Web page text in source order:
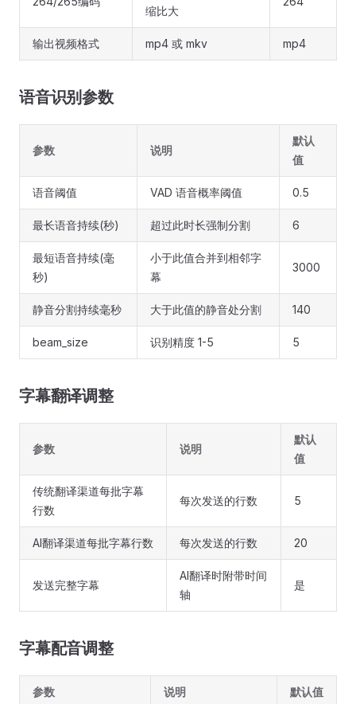
缩比大
输出视频格式 mp4 或 mkv mp4
语音识别参数
参数 说明
默认
值
语音阈值 VAD 语音概率阈值 0.5
最长语音持续(秒) 超过此时长强制分割 6
最短语音持续(毫
秒)
小于此值合并到相邻字
幕
3000
静音分割持续毫秒 大于此值的静音处分割 140
beam_size 识别精度 1-5 5
字幕翻译调整
参数 说明
默认
值
传统翻译渠道每批字幕
行数
每次发送的行数 5
AI翻译渠道每批字幕行数 每次发送的行数 20
发送完整字幕
AI翻译时附带时间
轴
是
字幕配音调整
参数 说明 默认值